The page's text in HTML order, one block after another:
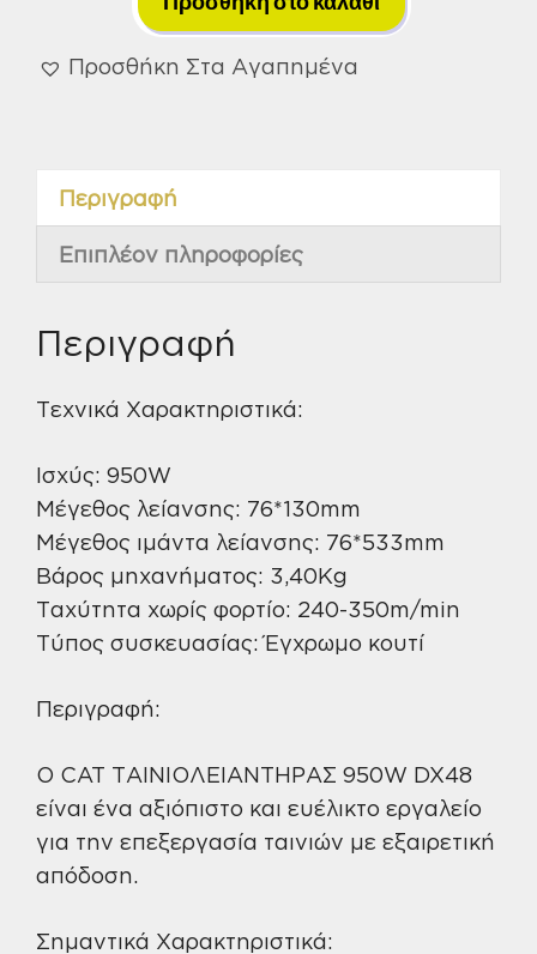
DX48
ποσότητα
Προσθήκη Στα Αγαπημένα
Περιγραφή
Επιπλέον πληροφορίες
Περιγραφή
Τεχνικά Χαρακτηριστικά:
Ισχύς: 950W
Μέγεθος λείανσης: 76*130mm
Μέγεθος ιμάντα λείανσης: 76*533mm
Βάρος μηχανήματος: 3,40Kg
Ταχύτητα χωρίς φορτίο: 240-350m/min
Τύπος συσκευασίας: Έγχρωμο κουτί
Περιγραφή:
Ο CAT ΤΑΙΝΙΟΛΕΙΑΝΤΗΡΑΣ 950W DX48
είναι ένα αξιόπιστο και ευέλικτο εργαλείο
για την επεξεργασία ταινιών με εξαιρετική
απόδοση.
Σημαντικά Χαρακτηριστικά: